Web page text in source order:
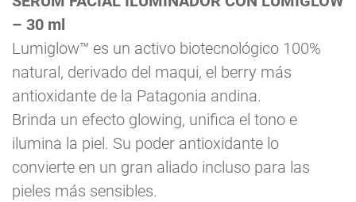
– 30 ml
Lumiglow™ es un activo biotecnológico 100%
natural, derivado del maqui, el berry más
antioxidante de la Patagonia andina.
Brinda un efecto glowing, unifica el tono e
ilumina la piel. Su poder antioxidante lo
convierte en un gran aliado incluso para las
pieles más sensibles.